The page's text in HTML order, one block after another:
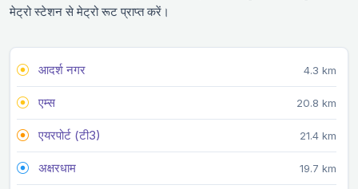
मेट्रो स्टेशन से मेट्रो रूट प्राप्त करें।
आदर्श नगर 4.3 km
एम्स 20.8 km
एयरपोर्ट (टी3) 21.4 km
अक्षरधाम 19.7 km